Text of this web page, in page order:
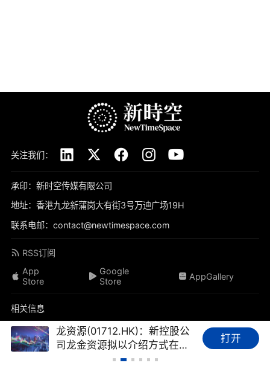
关注我们：
承印：新时空传媒有限公司
地址：香港九龙新蒲岗大有街3号万迪广场19H
联系电邮：contact@newtimespace.com
RSS订阅
App
Store
Google
Store
AppGallery
相关信息
关于我们
免责声明 隐私政策 联系我们
加入我们
品牌素材
我要投稿 标签库 友情链接 财经FAQ
龙资源(01712.HK)：新控股公
司龙金资源拟以介绍方式在港
主板上市，龙资源将撤回上市
打开